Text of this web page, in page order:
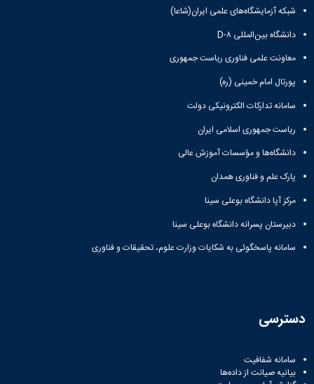
تعرفه
نشریات
Avicenna
Veterinary
Research
شبکه آزمایشگاه‌های علمی ایران(شاعا)
دانشگاه بین‌المللی D-۸
معاونت علمی فناوری ریاست جمهوری
پورتال امام خمینی (ره)
سامانه تدارکات الکترونیکی دولت
ریاست جمهوری اسلامی ایران
دانشگاه‌ها و مؤسسات آموزش عالی
پارک علم و فناوری همدان
مرکز آپا دانشگاه بوعلی سینا
دبیرستان پسرانه دانشگاه بوعلی سینا
سامانه پاسخگوئی به شکایات وزارت علوم، تحقیقات و فناوری
دسترسی
سامانه شفافیت
بیانیه صیانت از داده‌ها